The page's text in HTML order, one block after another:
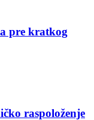
pre kratkog
raspoloženje